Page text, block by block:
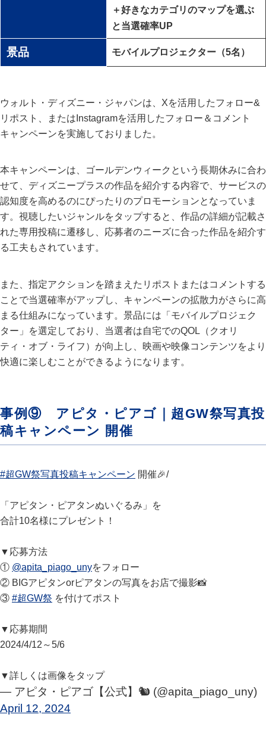
＋好きなカテゴリのマップを選ぶ
と当選確率UP
景品 モバイルプロジェクター（5名）
ウォルト・ディズニー・ジャパンは、Xを活用したフォロー&
リポスト、またはInstagramを活用したフォロー＆コメント
キャンペーンを実施しておりました。
本キャンペーンは、ゴールデンウィークという長期休みに合わ
せて、ディズニープラスの作品を紹介する内容で、サービスの
認知度を高めるのにぴったりのプロモーションとなっていま
す。視聴したいジャンルをタップすると、作品の詳細が記載さ
れた専用投稿に遷移し、応募者のニーズに合った作品を紹介す
る工夫もされています。
また、指定アクションを踏まえたリポストまたはコメントする
ことで当選確率がアップし、キャンペーンの拡散力がさらに高
まる仕組みになっています。景品には「モバイルプロジェク
ター」を選定しており、当選者は自宅でのQOL（クオリ
ティ・オブ・ライフ）が向上し、映画や映像コンテンツをより
快適に楽しむことができるようになります。
事例⑨ アピタ・ピアゴ｜超GW祭写真投
稿キャンペーン 開催
#超GW祭写真投稿キャンペーン 開催🎉/
「アピタン・ピアタンぬいぐるみ」を
合計10名様にプレゼント！
▼応募方法
① @apita_piago_unyをフォロー
② BIGアピタンorピアタンの写真をお店で撮影📸
③ #超GW祭 を付けてポスト
▼応募期間
2024/4/12～5/6
▼詳しくは画像をタップ
— アピタ・ピアゴ【公式】🐿 (@apita_piago_uny)
April 12, 2024